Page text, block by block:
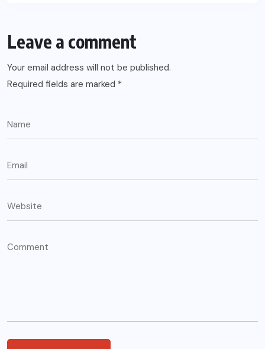
Leave a comment
Your email address will not be published.
Required fields are marked *